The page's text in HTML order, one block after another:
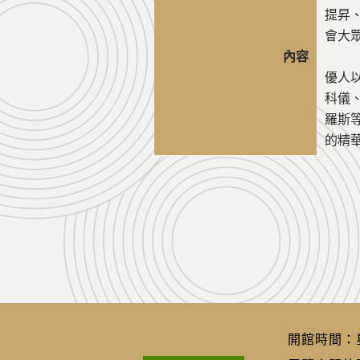
內容
提昇
會大
優人
科儀
羅斯
的精
開館時間